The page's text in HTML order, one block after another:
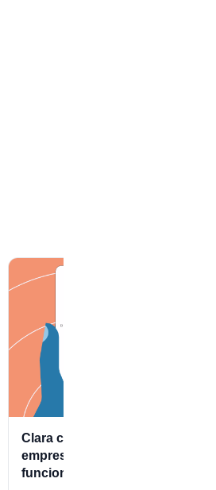
Clara cuida de tu
empresa con más
funciones de